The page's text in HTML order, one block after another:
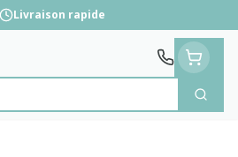
Livraison rapide